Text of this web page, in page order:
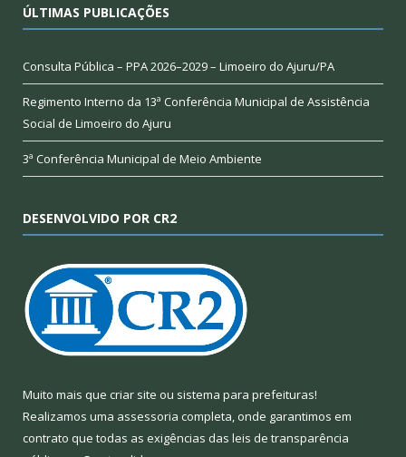
ÚLTIMAS PUBLICAÇÕES
Consulta Pública – PPA 2026–2029 – Limoeiro do Ajuru/PA
Regimento Interno da 13ª Conferência Municipal de Assistência
Social de Limoeiro do Ajuru
3ª Conferência Municipal de Meio Ambiente
DESENVOLVIDO POR CR2
Muito mais que criar site ou sistema para prefeituras!
Realizamos uma assessoria completa, onde garantimos em
contrato que todas as exigências das leis de transparência